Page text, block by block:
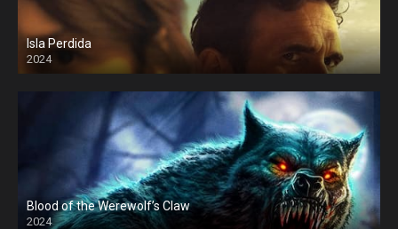
Isla Perdida
2024
Blood of the Werewolf’s Claw
2024